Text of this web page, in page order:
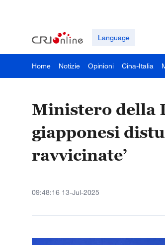
Language
Home Notizie Opinioni Cina-Italia
Ministero della
giapponesi
ravvicinate’
09:48:16 13-Jul-2025